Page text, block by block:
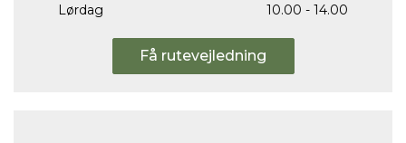
Lørdag
10.00 - 14.00
Få rutevejledning